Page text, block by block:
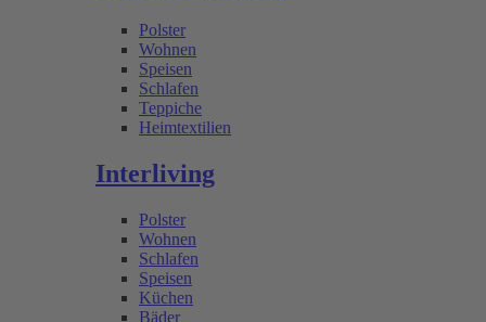
Polster
Wohnen
Speisen
Schlafen
Teppiche
Heimtextilien
Interliving
Polster
Wohnen
Schlafen
Speisen
Küchen
Bäder